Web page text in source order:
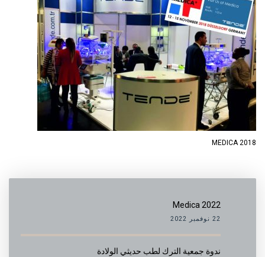
MEDICA 2018
Medica 2022
22 نوفمبر 2022
ندوة جمعية الترك لطب حديثي الولادة